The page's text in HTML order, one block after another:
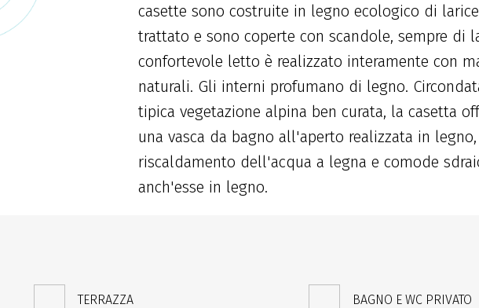
casette sono costruite in legno ecologico di
trattato e sono coperte con scandole, sempre di
confortevole letto è realizzato interamente con
naturali. Gli interni profumano di legno.
tipica vegetazione alpina ben curata, la casetta
una vasca da bagno all'aperto realizzata in legno,
riscaldamento dell'acqua a legna e comode
anch'esse in legno.
TERRAZZA BAGNO E WC PRIVATO